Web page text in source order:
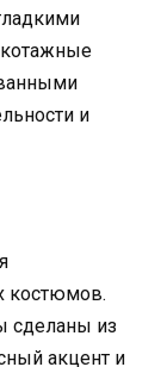
и
костюмов.
сделаны из
акцент и